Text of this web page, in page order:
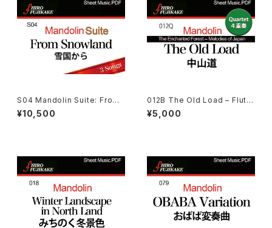
S04 Mandolin Suite: From
Snowland マンドリン組曲：雪
国から
¥10,500
012B The Old Load – Flute
Added (中山道ーフルート追加
版)
¥5,000